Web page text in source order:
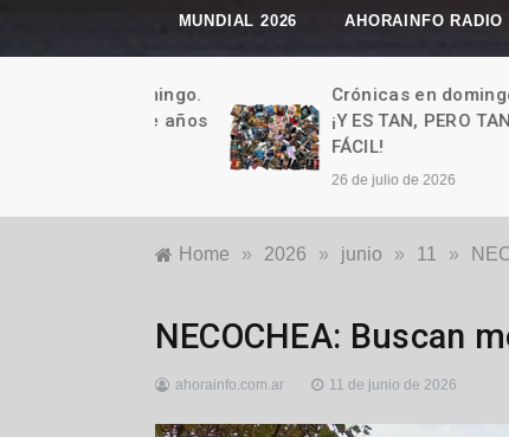
MUNDIAL 2026 AHORAINFO RADIO
Crónicas en domingo.
¡Y ES TAN, PERO TAN
FÁCIL!
26 de julio de 2026
Home » 2026 » junio » 11 »
Destacadas ,
Locales ,
NECOCHEA: Buscan
ahorainfo.com.ar 11 de junio de 2026